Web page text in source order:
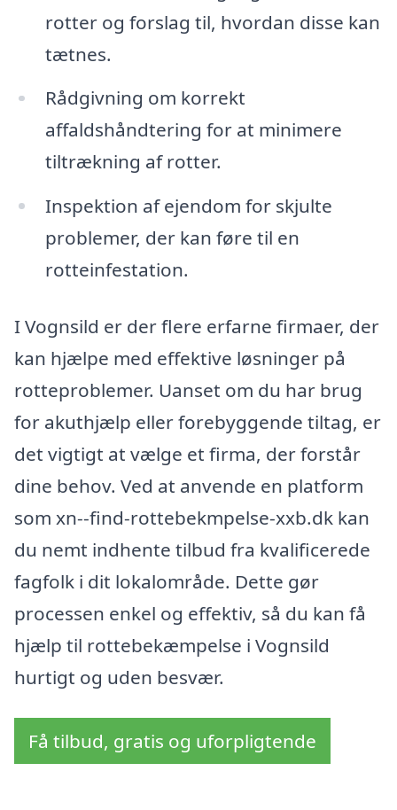
rotter og forslag til, hvordan disse kan
tætnes.
Rådgivning om korrekt
affaldshåndtering for at minimere
tiltrækning af rotter.
Inspektion af ejendom for skjulte
problemer, der kan føre til en
rotteinfestation.
I Vognsild er der flere erfarne firmaer, der
kan hjælpe med effektive løsninger på
rotteproblemer. Uanset om du har brug
for akuthjælp eller forebyggende tiltag, er
det vigtigt at vælge et firma, der forstår
dine behov. Ved at anvende en platform
som xn--find-rottebekmpelse-xxb.dk kan
du nemt indhente tilbud fra kvalificerede
fagfolk i dit lokalområde. Dette gør
processen enkel og effektiv, så du kan få
hjælp til rottebekæmpelse i Vognsild
hurtigt og uden besvær.
Få tilbud, gratis og uforpligtende